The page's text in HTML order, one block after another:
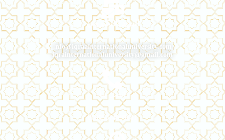
البريد الالكتروني
nfo@iqraainternationaluniversity.com
iqrainternationaluniversity@gmail.com
اتصل بنا
00905374999681